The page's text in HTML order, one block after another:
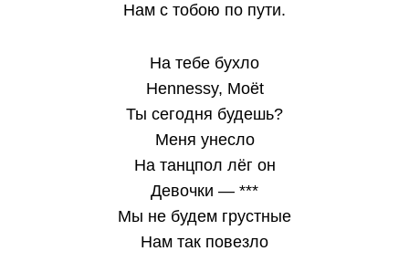
Нам с тобою по пути.
На тебе бухло
Hennessy, Moët
Ты сегодня будешь?
Меня унесло
На танцпол лёг он
Девочки — ***
Мы не будем грустные
Нам так повезло